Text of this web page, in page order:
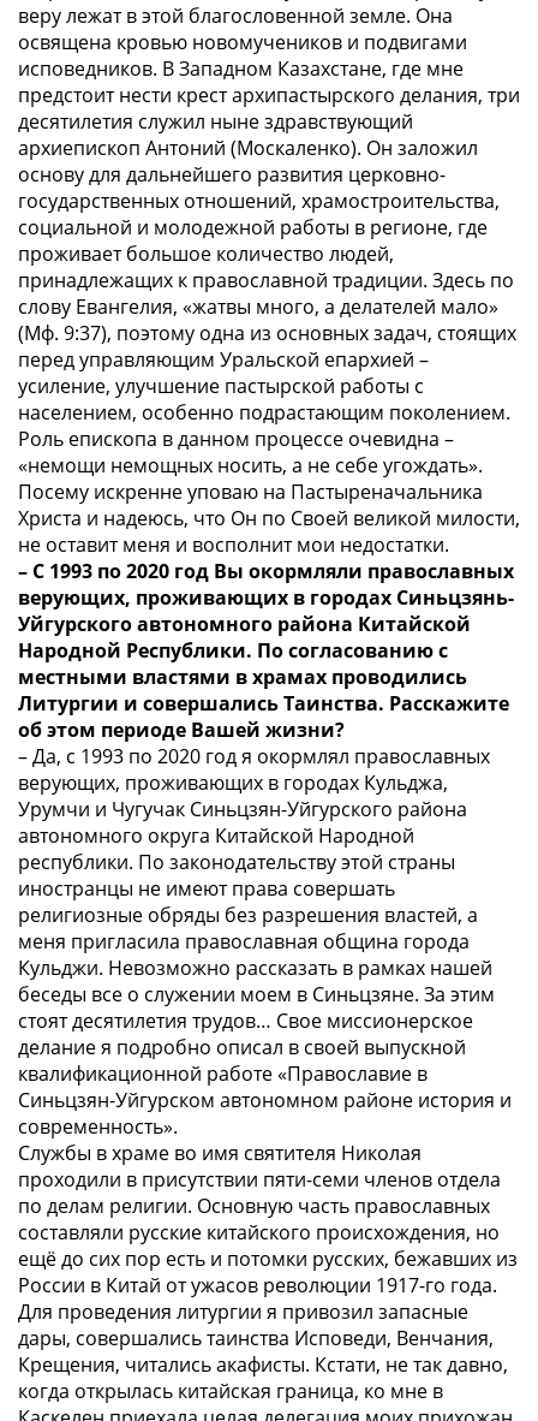
веру лежат в этой благословенной земле. Она
освящена кровью новомучеников и подвигами
исповедников. В Западном Казахстане, где мне
предстоит нести крест архипастырского делания, три
десятилетия служил ныне здравствующий
архиепископ Антоний (Москаленко). Он заложил
основу для дальнейшего развития церковно-
государственных отношений, храмостроительства,
социальной и молодежной работы в регионе, где
проживает большое количество людей,
принадлежащих к православной традиции. Здесь по
слову Евангелия, «жатвы много, а делателей мало»
(Мф. 9:37), поэтому одна из основных задач, стоящих
перед управляющим Уральской епархией –
усиление, улучшение пастырской работы с
населением, особенно подрастающим поколением.
Роль епископа в данном процессе очевидна –
«немощи немощных носить, а не себе угождать».
Посему искренне уповаю на Пастыреначальника
Христа и надеюсь, что Он по Своей великой милости,
не оставит меня и восполнит мои недостатки.
– С 1993 по 2020 год Вы окормляли православных
верующих, проживающих в городах Синьцзянь-
Уйгурского автономного района Китайской
Народной Республики. По согласованию с
местными властями в храмах проводились
Литургии и совершались Таинства. Расскажите
об этом периоде Вашей жизни?
– Да, с 1993 по 2020 год я окормлял православных
верующих, проживающих в городах Кульджа,
Урумчи и Чугучак Синьцзян-Уйгурского района
автономного округа Китайской Народной
республики. По законодательству этой страны
иностранцы не имеют права совершать
религиозные обряды без разрешения властей, а
меня пригласила православная община города
Кульджи. Невозможно рассказать в рамках нашей
беседы все о служении моем в Синьцзяне. За этим
стоят десятилетия трудов… Свое миссионерское
делание я подробно описал в своей выпускной
квалификационной работе «Православие в
Синьцзян-Уйгурском автономном районе история и
современность».
Службы в храме во имя святителя Николая
проходили в присутствии пяти-семи членов отдела
по делам религии. Основную часть православных
составляли русские китайского происхождения, но
ещё до сих пор есть и потомки русских, бежавших из
России в Китай от ужасов революции 1917-го года.
Для проведения литургии я привозил запасные
дары, совершались таинства Исповеди, Венчания,
Крещения, читались акафисты. Кстати, не так давно,
когда открылась китайская граница, ко мне в